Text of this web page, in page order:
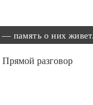
память о них